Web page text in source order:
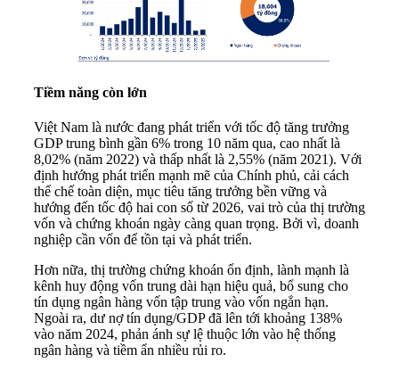
Tiềm năng còn lớn
Việt Nam là nước đang phát triển với tốc độ tăng trưởng
GDP trung bình gần 6% trong 10 năm qua, cao nhất là
8,02% (năm 2022) và thấp nhất là 2,55% (năm 2021). Với
định hướng phát triển mạnh mẽ của Chính phủ, cải cách
thể chế toàn diện, mục tiêu tăng trưởng bền vững và
hướng đến tốc độ hai con số từ 2026, vai trò của thị trường
vốn và chứng khoán ngày càng quan trọng. Bởi vì, doanh
nghiệp cần vốn để tồn tại và phát triển.
Hơn nữa, thị trường chứng khoán ổn định, lành mạnh là
kênh huy động vốn trung dài hạn hiệu quả, bổ sung cho
tín dụng ngân hàng vốn tập trung vào vốn ngắn hạn.
Ngoài ra, dư nợ tín dụng/GDP đã lên tới khoảng 138%
vào năm 2024, phản ánh sự lệ thuộc lớn vào hệ thống
ngân hàng và tiềm ẩn nhiều rủi ro.